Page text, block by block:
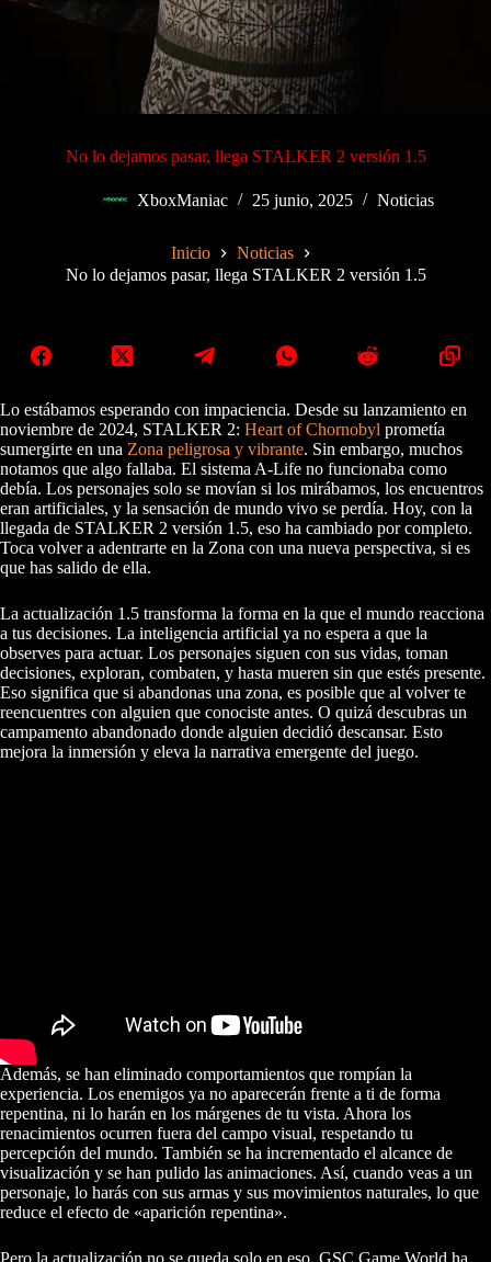
No lo dejamos pasar, llega STALKER 2 versión 1.5
XboxManiac 25 junio, 2025 Noticias
Inicio
Noticias
No lo dejamos pasar, llega STALKER 2 versión 1.5
Lo estábamos esperando con impaciencia. Desde su lanzamiento en
noviembre de 2024, STALKER 2: Heart of Chornobyl prometía
sumergirte en una Zona peligrosa y vibrante. Sin embargo, muchos
notamos que algo fallaba. El sistema A-Life no funcionaba como
debía. Los personajes solo se movían si los mirábamos, los encuentros
eran artificiales, y la sensación de mundo vivo se perdía. Hoy, con la
llegada de STALKER 2 versión 1.5, eso ha cambiado por completo.
Toca volver a adentrarte en la Zona con una nueva perspectiva, si es
que has salido de ella.
La actualización 1.5 transforma la forma en la que el mundo reacciona
a tus decisiones. La inteligencia artificial ya no espera a que la
observes para actuar. Los personajes siguen con sus vidas, toman
decisiones, exploran, combaten, y hasta mueren sin que estés presente.
Eso significa que si abandonas una zona, es posible que al volver te
reencuentres con alguien que conociste antes. O quizá descubras un
campamento abandonado donde alguien decidió descansar. Esto
mejora la inmersión y eleva la narrativa emergente del juego.
Además, se han eliminado comportamientos que rompían la
experiencia. Los enemigos ya no aparecerán frente a ti de forma
repentina, ni lo harán en los márgenes de tu vista. Ahora los
renacimientos ocurren fuera del campo visual, respetando tu
percepción del mundo. También se ha incrementado el alcance de
visualización y se han pulido las animaciones. Así, cuando veas a un
personaje, lo harás con sus armas y sus movimientos naturales, lo que
reduce el efecto de «aparición repentina».
Pero la actualización no se queda solo en eso. GSC Game World ha